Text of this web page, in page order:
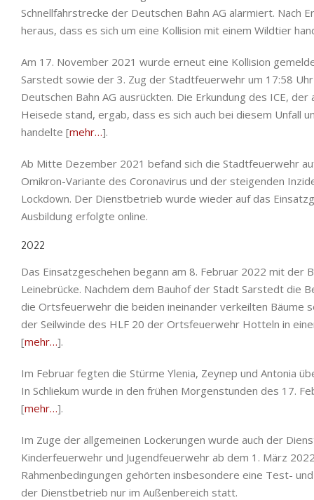
Schnellfahrstrecke der Deutschen Bahn AG alarmiert. Nach
heraus, dass es sich um eine Kollision mit einem Wildtier
Am 17. November 2021 wurde erneut eine Kollision
Sarstedt sowie der 3. Zug der Stadtfeuerwehr um 17:58
Deutschen Bahn AG ausrückten. Die Erkundung des ICE,
Heisede stand, ergab, dass es sich auch bei diesem Unfall
handelte [mehr…].
Ab Mitte Dezember 2021 befand sich die Stadtfeuerwehr
Omikron-Variante des Coronavirus und der steigenden
Lockdown. Der Dienstbetrieb wurde wieder auf das
Ausbildung erfolgte online.
2022
Das Einsatzgeschehen begann am 8. Februar 2022 mit der
Leinebrücke. Nachdem dem Bauhof der Stadt Sarstedt die
die Ortsfeuerwehr die beiden ineinander verkeilten Bäume
der Seilwinde des HLF 20 der Ortsfeuerwehr Hotteln in
[mehr…].
Im Februar fegten die Stürme Ylenia, Zeynep und Antonia
In Schliekum wurde in den frühen Morgenstunden des 17.
[mehr…].
Im Zuge der allgemeinen Lockerungen wurde auch der
Kinderfeuerwehr und Jugendfeuerwehr ab dem 1. März
Rahmenbedingungen gehörten insbesondere eine Test-
der Dienstbetrieb nur im Außenbereich statt.